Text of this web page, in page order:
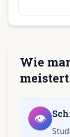
Wie
meistert
👁️